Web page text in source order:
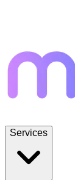
Services